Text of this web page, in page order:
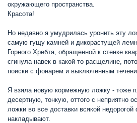
окружающего пространства.
Красота!
Но недавно я умудрилась уронить эту
самую гущу камней и дикорастущей
Горного Хребта, обращенной к стенке
сгинула навек в какой-то раcщелине,
поиски с фонарем и выключенным
Я взяла новую кормежную ложку - тоже
десертную, тонкую, оттого с неприятно
ложки во все доставки всякой
накладывают.